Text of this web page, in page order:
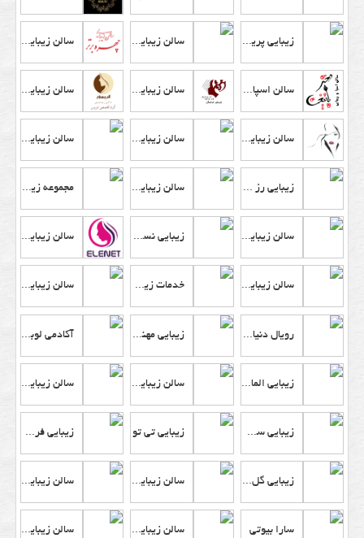
زیبایی پریسا سالن زیبایی گلدن سان سالن زیبایی چهره برتر
سالن اسپا و زیبایی دختر پایتخت سالن زیبایی مرجان سالن زیبایی گریمور
سالن زیبایی الهام گیسو سالن زیبایی غزاله یزدیان سالن زیبایی مهناز موسوی
زیبایی رز سفید سالن زیبایی فم مجموعه زیبایی عسل بهروزیان
سالن زیبایی آیسانا بیوتی زیبایی نسیم و نفیسه سالن زیبایی النت
سالن زیبایی آسمانه بیوتی خدمات زیبایی نرگس نادری سالن زیبایی شیما رفعتی
رویال دنیای زیبایی زیبایی مهناز حامی آکادمی لوبا آزاد مشهد
زیبایی الماس سالن زیبایی سحر موسوی سالن زیبایی هلناز
زیبایی سی تو زیبایی تی تو زیبایی فروهر رخ
زیبایی گل نسرین سالن زیبایی عاطفه نامجو سالن زیبایی مهشاد
سارا بیوتی سالن زیبایی گل آرا سالن زیبایی غزاله جمشیدی